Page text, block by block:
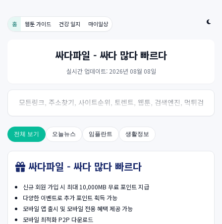
홈 웹툰 가이드 건강 일지 마이일상
싸다파일 - 싸다 많다 빠르다
실시간 업데이트: 2026년 08월 08일
모든링크, 주소찾기, 사이트순위, 토렌트, 웹툰, 검색엔진, 먹튀검
증, 스포츠, 드라마, 커뮤니티 링크사이트! 여기여
전체 보기 오늘뉴스 임플란트 생활정보
싸다파일 - 싸다 많다 빠르다
신규 회원 가입 시 최대 10,000MB 무료 포인트 지급
다양한 이벤트로 추가 포인트 획득 가능
모바일 앱 출시 및 모바일 전용 혜택 제공 가능
모바일 최적화 P2P 다운로드